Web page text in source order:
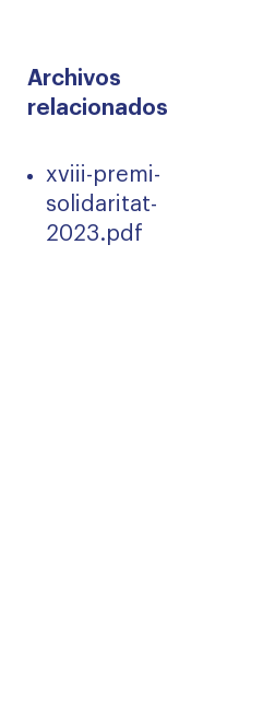
Archivos
relacionados
xviii-premi-
solidaritat-
2023.pdf